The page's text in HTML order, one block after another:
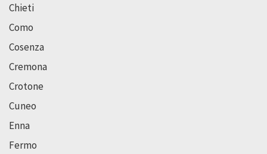
Chieti
Como
Cosenza
Cremona
Crotone
Cuneo
Enna
Fermo